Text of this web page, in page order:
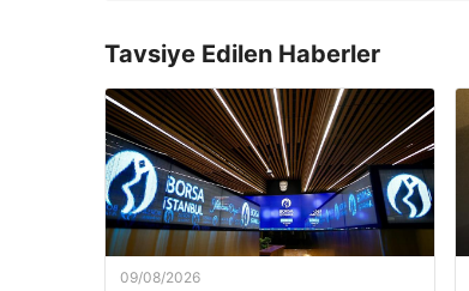
Tavsiye Edilen Haberler
09/08/2026